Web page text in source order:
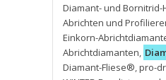
Diamant- und
Abrichten und
Einkorn-
Abrichtdiamanten,
Diamant-Fliese®,pro-